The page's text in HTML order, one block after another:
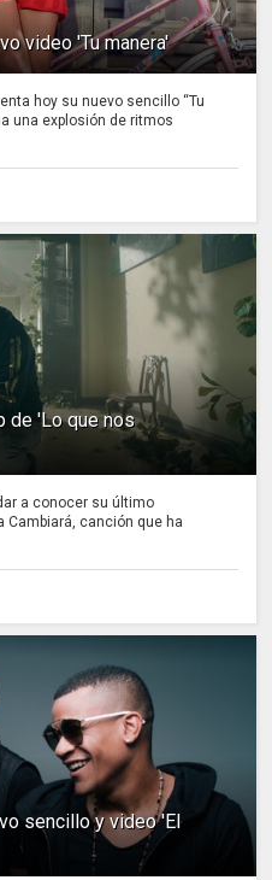
video 'Tu manera'
hoy su nuevo sencillo “Tu
una explosión de ritmos
de 'Lo que nos
a conocer su último
Cambiará, canción que ha
sencillo y video 'El